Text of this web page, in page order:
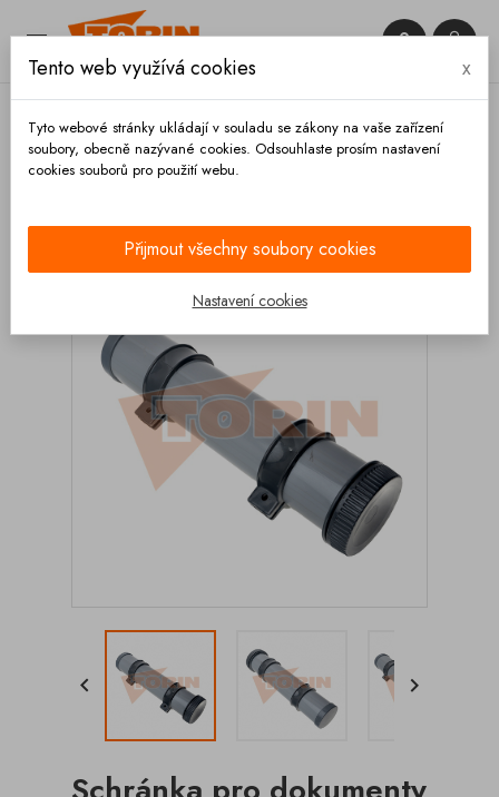
 

 
Tento web využívá cookies x
Tyto webové stránky ukládají v souladu se zákony na vaše zařízení
soubory, obecně nazývané cookies. Odsouhlaste prosím nastavení
cookies souborů pro použití webu.
Přijmout všechny soubory cookies
Nastavení cookies